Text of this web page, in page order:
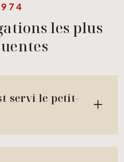
les plus
servi le petit-